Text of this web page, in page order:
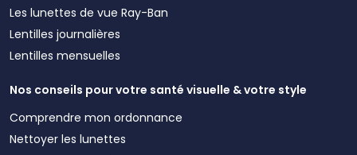
Les lunettes de vue Ray-Ban
Lentilles journalières
Lentilles mensuelles
Nos conseils pour votre santé visuelle & votre style
Comprendre mon ordonnance
Nettoyer les lunettes